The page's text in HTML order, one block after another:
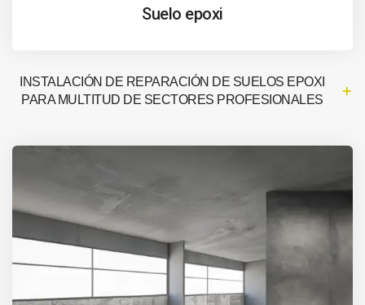
Suelo epoxi
INSTALACIÓN DE REPARACIÓN DE SUELOS EPOXI
PARA MULTITUD DE SECTORES PROFESIONALES